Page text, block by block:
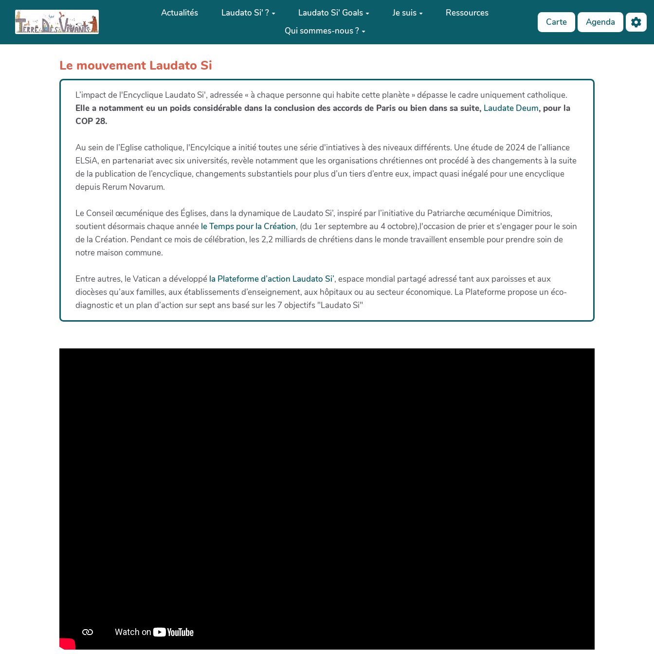
Aller au contenu principal Actualités Laudato Si' ? Laudato Si' Goals Je suis
Ressources
Qui sommes-nous ?
Carte Agenda
Le mouvement Laudato Si
L’impact de l'Encyclique Laudato Si', adressée « à chaque personne qui habite cette planète » dépasse le cadre uniquement catholique.
Elle a notamment eu un poids considérable dans la conclusion des accords de Paris ou bien dans sa suite, Laudate Deum, pour la
COP 28.
Au sein de l’Eglise catholique, l'Encylcique a initié toutes une série d'intiatives à des niveaux différents. Une étude de 2024 de l’alliance
ELSiA, en partenariat avec six universités, revèle notamment que les organisations chrétiennes ont procédé à des changements à la suite
de la publication de l’encyclique, changements substantiels pour plus d’un tiers d’entre eux, impact quasi inégalé pour une encyclique
depuis Rerum Novarum.
Le Conseil œcuménique des Églises, dans la dynamique de Laudato Si’, inspiré par l’initiative du Patriarche œcuménique Dimitrios,
soutient désormais chaque année le Temps pour la Création, (du 1er septembre au 4 octobre),l'occasion de prier et s'engager pour le soin
de la Création. Pendant ce mois de célébration, les 2,2 milliards de chrétiens dans le monde travaillent ensemble pour prendre soin de
notre maison commune.
Entre autres, le Vatican a développé la Plateforme d’action Laudato Si’, espace mondial partagé adressé tant aux paroisses et aux
diocèses qu’aux familles, aux établissements d’enseignement, aux hôpitaux ou au secteur économique. La Plateforme propose un éco-
diagnostic et un plan d’action sur sept ans basé sur les 7 objectifs "Laudato Si"